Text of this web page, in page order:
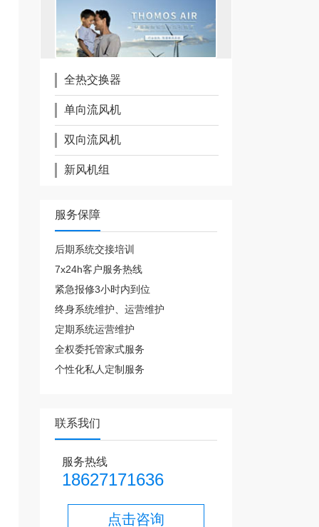
全热交换器
单向流风机
双向流风机
新风机组
服务保障
后期系统交接培训
7x24h客户服务热线
紧急报修3小时内到位
终身系统维护、运营维护
定期系统运营维护
全权委托管家式服务
个性化私人定制服务
联系我们
服务热线
18627171636
点击咨询